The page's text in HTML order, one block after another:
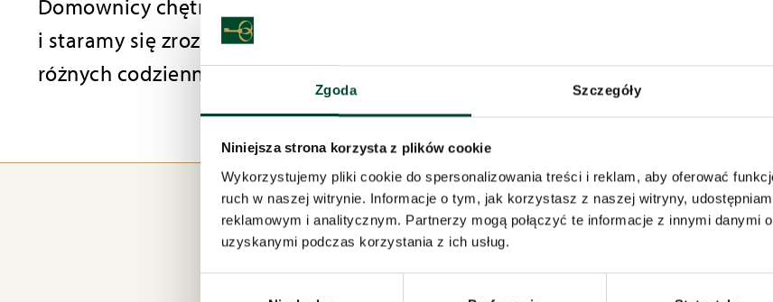
Zgoda Szczegóły
Niniejsza strona korzysta z plików cookie
Wykorzystujemy pliki cookie do spersonalizowania treści i reklam, aby oferować
ruch w naszej witrynie. Informacje o tym, jak korzystasz z naszej witryny,
reklamowym i analitycznym. Partnerzy mogą połączyć te informacje z innymi danymi
uzyskanymi podczas korzystania z ich usług.
Domownicy chętnie biorą udział w poobiednich spotkaniach grupy biblijnej,
i staramy się zrozumieć jego przekaz. Zajęcia skłaniają do refleksji,
różnych codziennych problemach i dylematach.